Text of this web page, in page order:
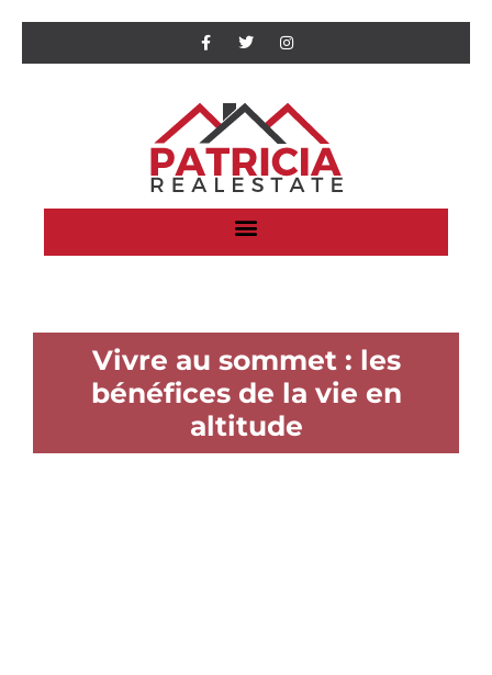
Vivre au sommet : les
bénéfices de la vie en
altitude